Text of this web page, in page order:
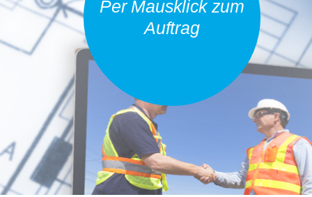
Per Mausklick zum
Auftrag